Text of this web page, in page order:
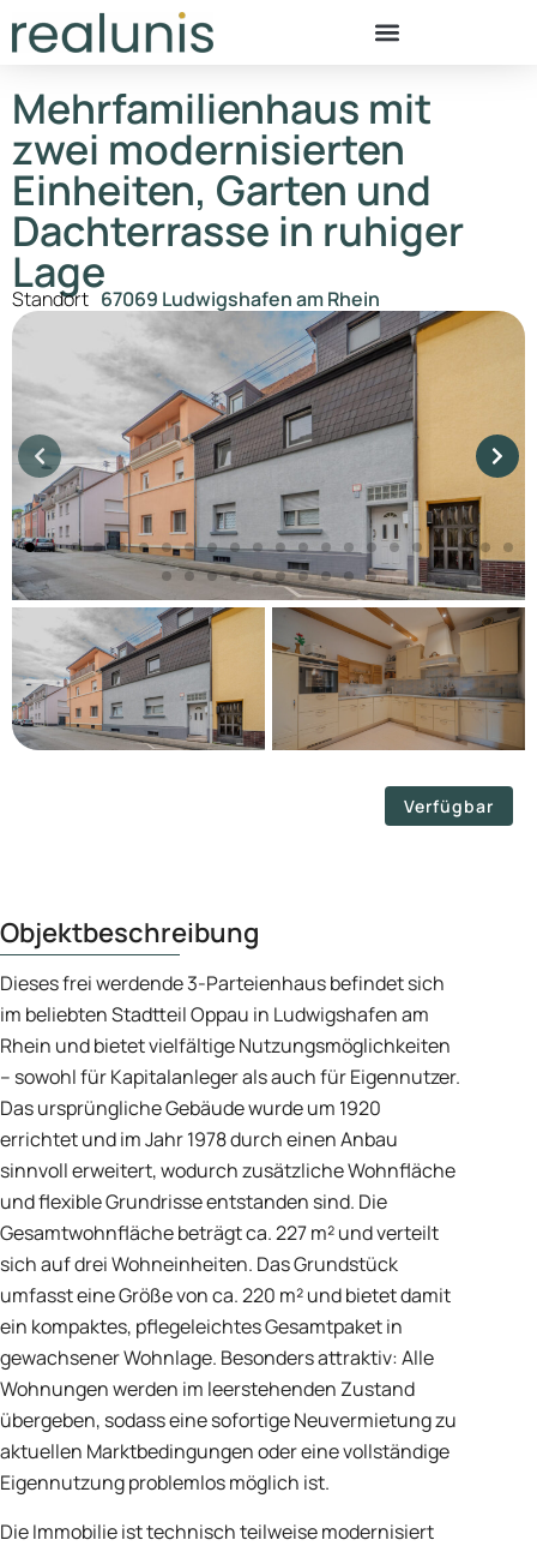
Mehrfamilienhaus mit
zwei modernisierten
Einheiten, Garten und
Dachterrasse in ruhiger
Lage
Standort 67069 Ludwigshafen am Rhein
Verfügbar
Objektbeschreibung
Dieses frei werdende 3-Parteienhaus befindet sich
im beliebten Stadtteil Oppau in Ludwigshafen am
Rhein und bietet vielfältige Nutzungsmöglichkeiten
– sowohl für Kapitalanleger als auch für Eigennutzer.
Das ursprüngliche Gebäude wurde um 1920
errichtet und im Jahr 1978 durch einen Anbau
sinnvoll erweitert, wodurch zusätzliche Wohnfläche
und flexible Grundrisse entstanden sind. Die
Gesamtwohnfläche beträgt ca. 227 m² und verteilt
sich auf drei Wohneinheiten. Das Grundstück
umfasst eine Größe von ca. 220 m² und bietet damit
ein kompaktes, pflegeleichtes Gesamtpaket in
gewachsener Wohnlage. Besonders attraktiv: Alle
Wohnungen werden im leerstehenden Zustand
übergeben, sodass eine sofortige Neuvermietung zu
aktuellen Marktbedingungen oder eine vollständige
Eigennutzung problemlos möglich ist.
Die Immobilie ist technisch teilweise modernisiert